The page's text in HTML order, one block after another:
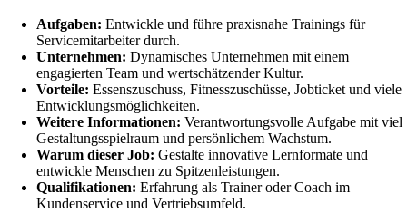
Aufgaben: Entwickle und führe praxisnahe Trainings für
Servicemitarbeiter durch.
Unternehmen: Dynamisches Unternehmen mit einem
engagierten Team und wertschätzender Kultur.
Vorteile: Essenszuschuss, Fitnesszuschüsse, Jobticket und viele
Entwicklungsmöglichkeiten.
Weitere Informationen: Verantwortungsvolle Aufgabe mit viel
Gestaltungsspielraum und persönlichem Wachstum.
Warum dieser Job: Gestalte innovative Lernformate und
entwickle Menschen zu Spitzenleistungen.
Qualifikationen: Erfahrung als Trainer oder Coach im
Kundenservice und Vertriebsumfeld.